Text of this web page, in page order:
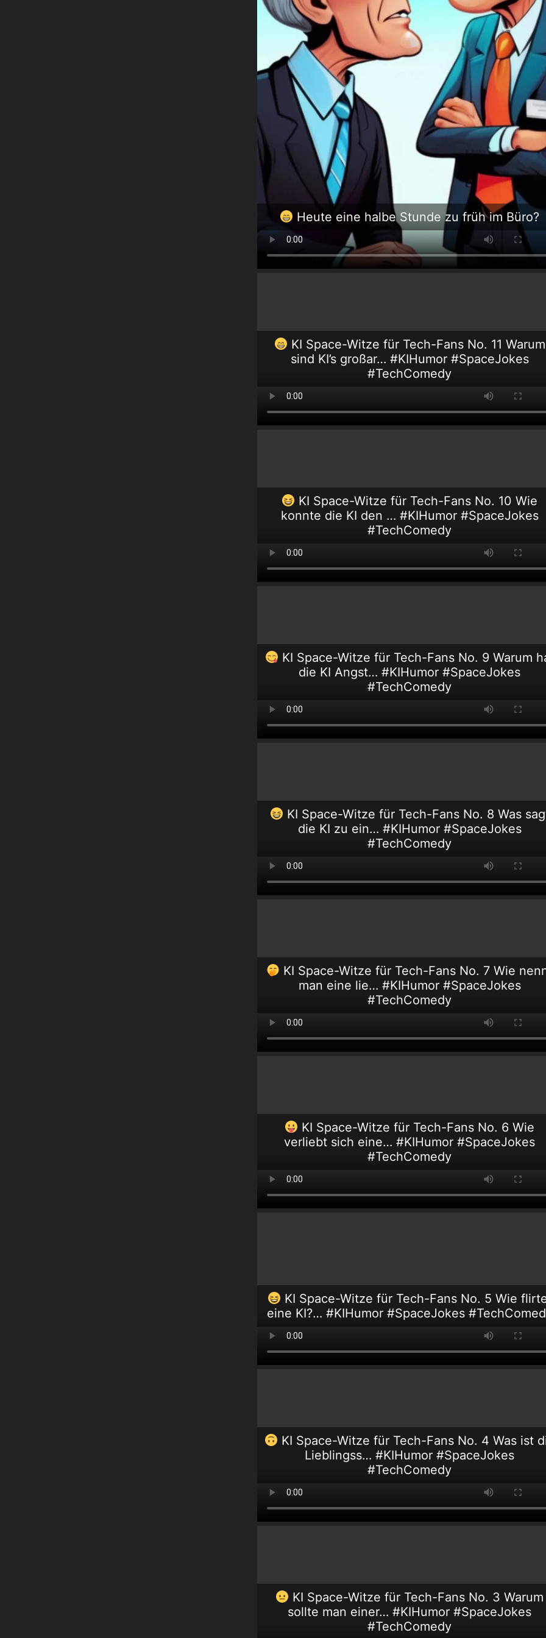
Heute eine halbe Stunde zu früh im Büro?
KI Space-Witze für Tech-Fans No. 11 Warum
sind KI’s großar… #KIHumor #SpaceJokes
#TechComedy
KI Space-Witze für Tech-Fans No. 10 Wie
konnte die KI den … #KIHumor #SpaceJokes
#TechComedy
KI Space-Witze für Tech-Fans No. 9 Warum
die KI Angst… #KIHumor #SpaceJokes
#TechComedy
KI Space-Witze für Tech-Fans No. 8 Was
die KI zu ein… #KIHumor #SpaceJokes
#TechComedy
KI Space-Witze für Tech-Fans No. 7 Wie
man eine lie… #KIHumor #SpaceJokes
#TechComedy
KI Space-Witze für Tech-Fans No. 6 Wie
verliebt sich eine… #KIHumor #SpaceJokes
#TechComedy
KI Space-Witze für Tech-Fans No. 5 Wie
eine KI?… #KIHumor #SpaceJokes
KI Space-Witze für Tech-Fans No. 4 Was ist
Lieblingss… #KIHumor #SpaceJokes
#TechComedy
KI Space-Witze für Tech-Fans No. 3 Warum
sollte man einer… #KIHumor #SpaceJokes
#TechComedy